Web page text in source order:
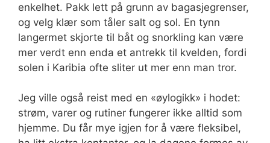
enkelhet. Pakk lett på grunn av bagasjegrenser,
og velg klær som tåler salt og sol. En tynn
langermet skjorte til båt og snorkling kan være
mer verdt enn enda et antrekk til kvelden, fordi
solen i Karibia ofte sliter ut mer enn man tror.
Jeg ville også reist med en «øylogikk» i hodet:
strøm, varer og rutiner fungerer ikke alltid som
hjemme. Du får mye igjen for å være fleksibel,